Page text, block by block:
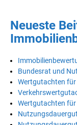
Neueste
Bundesrat und
Wertgutachten
Wertgutachten für